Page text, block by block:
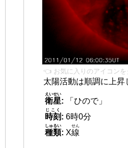
👈 お気に入りのアイコンを
太陽活動は順調に上昇
衛星
えいせい
:
「ひので」
時刻
じこく
: 6時0分
種類
しゅるい
: X線
せん